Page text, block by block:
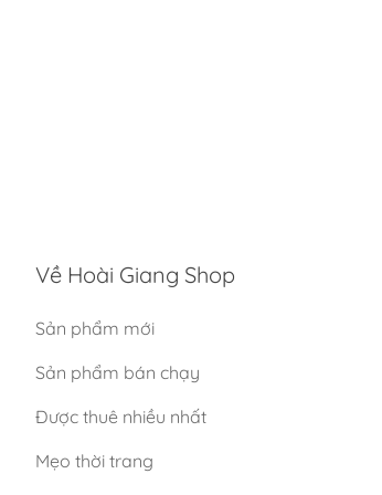
Về Hoài Giang Shop
Sản phẩm mới
Sản phẩm bán chạy
Được thuê nhiều nhất
Mẹo thời trang